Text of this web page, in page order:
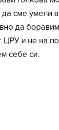
сме умели
да
ЦРУ и не на
себе си.